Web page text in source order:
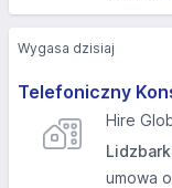
Telefoniczny
Hire
umowa
Wygasa dzisiaj